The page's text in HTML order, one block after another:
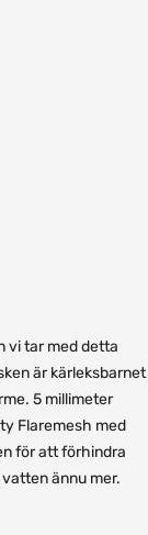
vi tar med detta
är kärleksbarnet
5 millimeter
Flaremesh med
för att förhindra
ännu mer.